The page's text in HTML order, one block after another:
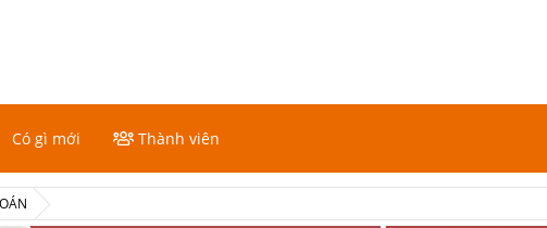
Có gì mới Thành viên